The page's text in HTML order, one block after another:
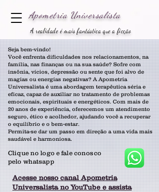
Apometria Universalista
A realidade é mais fantástica que a ficção
Seja bem-vindo!
Você enfrenta dificuldades nos relacionamentos, na
família, nas finanças ou na sua saúde? Sofre com
insônia, vícios, depressão ou sente que foi alvo de
magias ou energias negativas? A Apometria
Universalista é uma abordagem terapêutica séria e
eficaz, capaz de auxiliar no tratamento de problemas
emocionais, espirituais e energéticos. Com mais de
20 anos de experiência, oferecemos um atendimento
seguro, ético e acolhedor, ajudando você a recuperar
o equilíbrio e o bem-estar.
Permita-se dar um passo em direção a uma vida mais
saudável e harmoniosa.
Clique no logo e fale conosco
pelo whatsapp
Acesse nosso canal Apometria
Universalista no YouTube e assista